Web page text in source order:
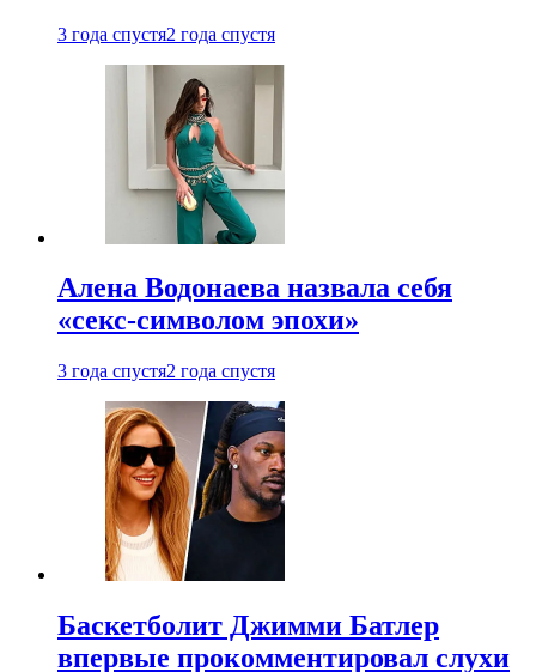
3 года спустя2 года спустя
Алена Водонаева назвала себя
«секс-символом эпохи»
3 года спустя2 года спустя
Баскетболит Джимми Батлер
впервые прокомментировал слухи